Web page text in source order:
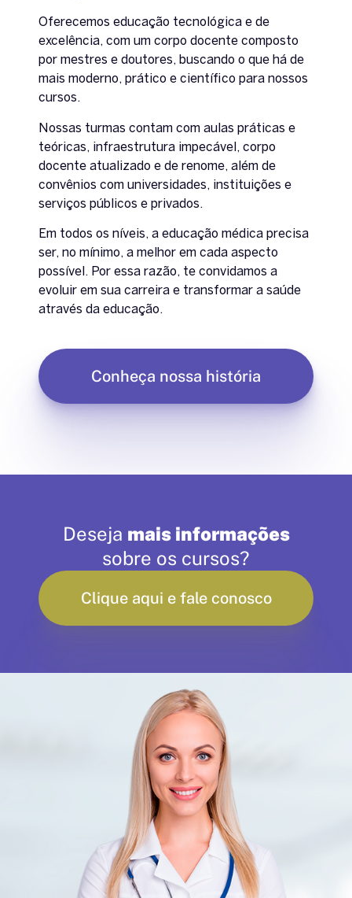
Oferecemos educação tecnológica e de
excelência, com um corpo docente composto
por mestres e doutores, buscando o que há de
mais moderno, prático e científico para nossos
cursos.
Nossas turmas contam com aulas práticas e
teóricas, infraestrutura impecável, corpo
docente atualizado e de renome, além de
convênios com universidades, instituições e
serviços públicos e privados.
Em todos os níveis, a educação médica precisa
ser, no mínimo, a melhor em cada aspecto
possível. Por essa razão, te convidamos a
evoluir em sua carreira e transformar a saúde
através da educação.
Conheça nossa história
Deseja mais informações
sobre os cursos?
Clique aqui e fale conosco